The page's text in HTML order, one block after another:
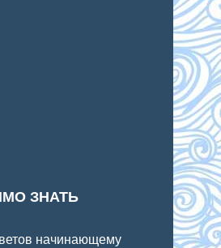
ЗНАТЬ
начинающему